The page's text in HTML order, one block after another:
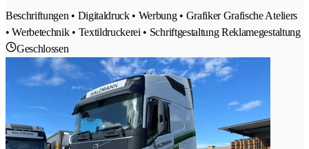
Beschriftungen • Digitaldruck • Werbung • Grafiker Grafische Ateliers
• Werbetechnik • Textildruckerei • Schriftgestaltung Reklamegestaltung
Geschlossen